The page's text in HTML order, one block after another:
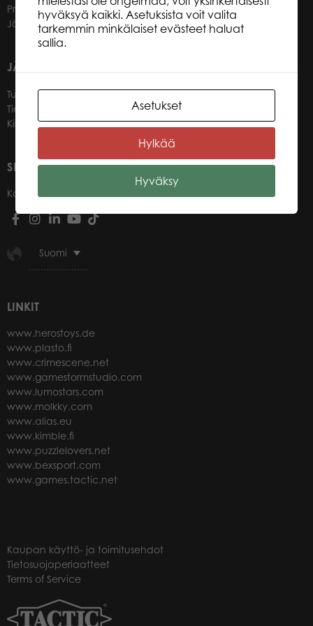
Promotuotteet
Jälleenmyyjät
JÄLLEENMYYJILLEMME
Tule jälleenmyyjäksi
Tietoa jälleenmyyjille
Kirjaudu verkkokauppaan
SEURAA MEITÄ
Kanavat
Suomi
LINKIT
www.herostoys.de
www.plasto.fi
www.crimescene.net
www.gamestormstudio.com
www.lumostars.com
www.molkky.com
www.alias.eu
www.kimble.fi
www.puzzlelovers.net
www.bexsport.com
www.games.tactic.net
Kaupan käyttö- ja toimitusehdot
Tietosuojaperiaatteet
Terms of Service
hyväksyä kaikki. Asetuksista voit valita
tarkemmin minkälaiset evästeet haluat
sallia.
Asetukset
Hylkää
Hyväksy